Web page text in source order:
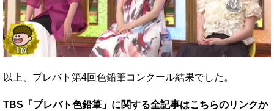
以上、プレバト第4回色鉛筆コンクール結果でした。
TBS「プレバト色鉛筆」に関する全記事はこちらのリンクか